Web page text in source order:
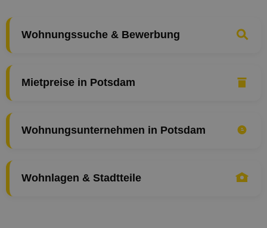
Wohnungssuche & Bewerbung
Mietpreise in Potsdam
Wohnungsunternehmen in Potsdam
Wohnlagen & Stadtteile